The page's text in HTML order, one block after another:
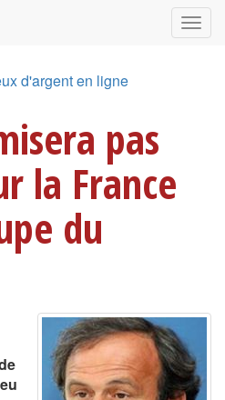
d'argent en ligne
pas
la France
du